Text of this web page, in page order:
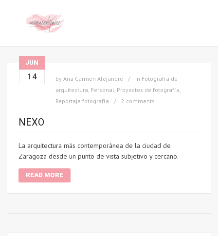
JUN
14 by Ana Carmen Alejandre in Fotografía de
arquitectura, Personal, Proyectos de fotografía,
Reportaje fotografía
2 comments
NEXO
La arquitectura más contemporánea de la ciudad de
Zaragoza desde un punto de vista subjetivo y cercano.
READ MORE